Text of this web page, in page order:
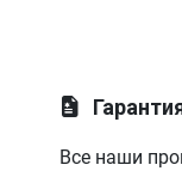
Все наши